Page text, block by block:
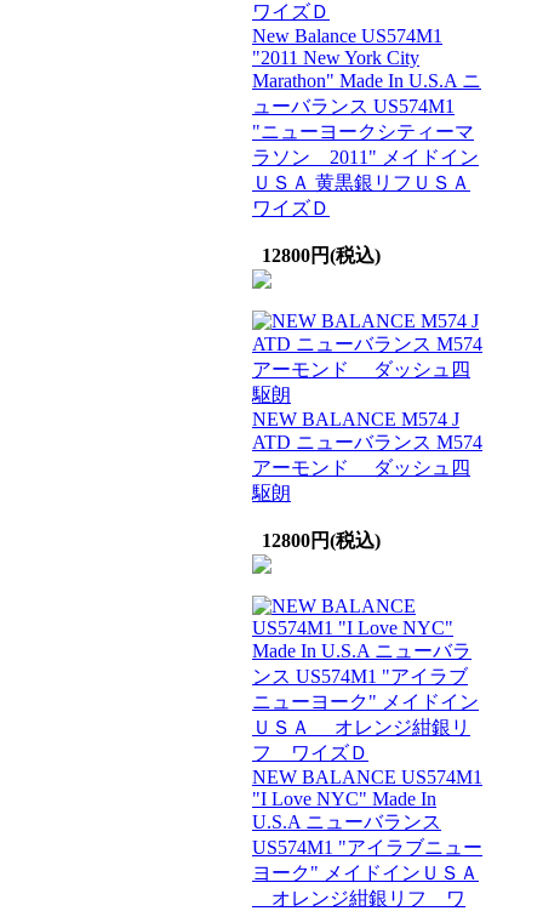
New Balance US574M1
"2011 New York City
Marathon" Made In U.S.A ニ
ューバランス US574M1
"ニューヨークシティーマ
ラソン 2011" メイドイン
ＵＳＡ 黄黒銀リフＵＳＡ
ワイズＤ
12800円(税込)
NEW BALANCE M574 J
ATD ニューバランス M574
アーモンド ダッシュ四
駆朗
12800円(税込)
NEW BALANCE US574M1
"I Love NYC" Made In
U.S.A ニューバランス
US574M1 "アイラブニュー
ヨーク" メイドインＵＳＡ
オレンジ紺銀リフ ワ